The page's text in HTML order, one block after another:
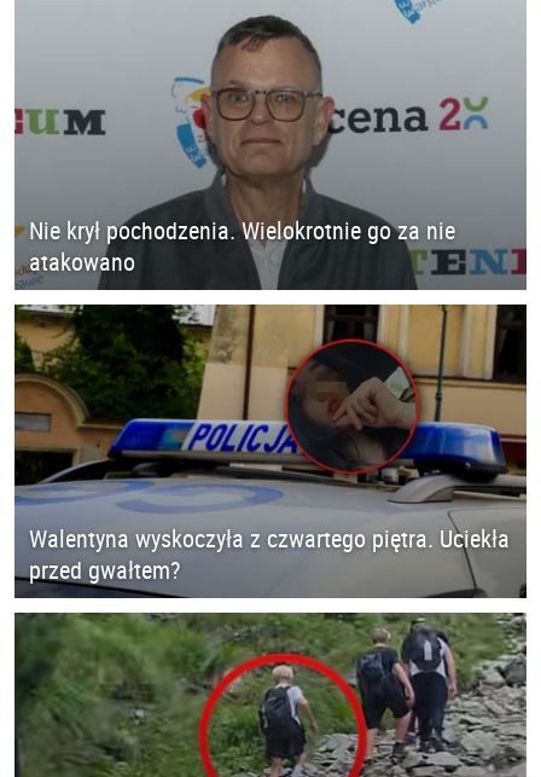
Nie krył pochodzenia. Wielokrotnie go za nie
atakowano
Walentyna wyskoczyła z czwartego piętra. Uciekła
przed gwałtem?